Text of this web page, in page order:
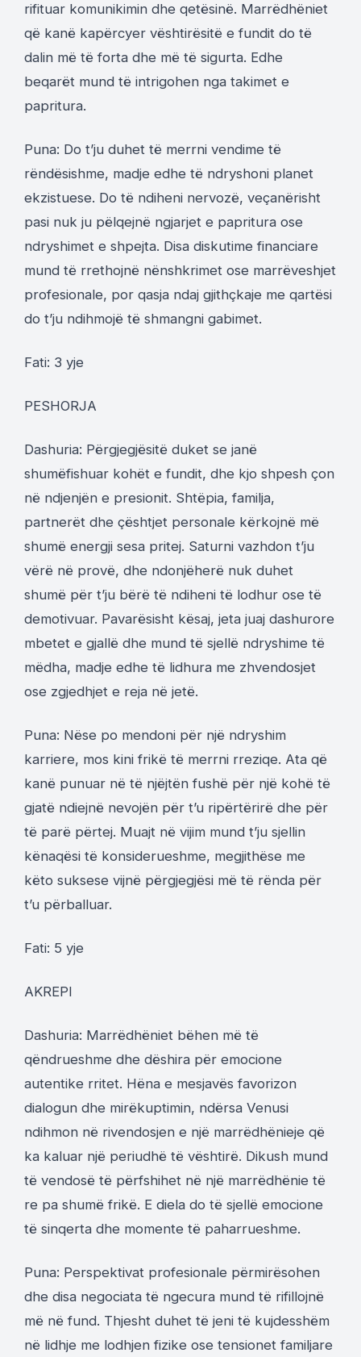
rifituar komunikimin dhe qetësinë. Marrëdhëniet
që kanë kapërcyer vështirësitë e fundit do të
dalin më të forta dhe më të sigurta. Edhe
beqarët mund të intrigohen nga takimet e
papritura.
Puna: Do t’ju duhet të merrni vendime të
rëndësishme, madje edhe të ndryshoni planet
ekzistuese. Do të ndiheni nervozë, veçanërisht
pasi nuk ju pëlqejnë ngjarjet e papritura ose
ndryshimet e shpejta. Disa diskutime financiare
mund të rrethojnë nënshkrimet ose marrëveshjet
profesionale, por qasja ndaj gjithçkaje me qartësi
do t’ju ndihmojë të shmangni gabimet.
Fati: 3 yje
PESHORJA
Dashuria: Përgjegjësitë duket se janë
shumëfishuar kohët e fundit, dhe kjo shpesh çon
në ndjenjën e presionit. Shtëpia, familja,
partnerët dhe çështjet personale kërkojnë më
shumë energji sesa pritej. Saturni vazhdon t’ju
vërë në provë, dhe ndonjëherë nuk duhet
shumë për t’ju bërë të ndiheni të lodhur ose të
demotivuar. Pavarësisht kësaj, jeta juaj dashurore
mbetet e gjallë dhe mund të sjellë ndryshime të
mëdha, madje edhe të lidhura me zhvendosjet
ose zgjedhjet e reja në jetë.
Puna: Nëse po mendoni për një ndryshim
karriere, mos kini frikë të merrni rreziqe. Ata që
kanë punuar në të njëjtën fushë për një kohë të
gjatë ndiejnë nevojën për t’u ripërtërirë dhe për
të parë përtej. Muajt ​​në vijim mund t’ju sjellin
kënaqësi të konsiderueshme, megjithëse me
këto suksese vijnë përgjegjësi më të rënda për
t’u përballuar.
Fati: 5 yje
AKREPI
Dashuria: Marrëdhëniet bëhen më të
qëndrueshme dhe dëshira për emocione
autentike rritet. Hëna e mesjavës favorizon
dialogun dhe mirëkuptimin, ndërsa Venusi
ndihmon në rivendosjen e një marrëdhënieje që
ka kaluar një periudhë të vështirë. Dikush mund
të vendosë të përfshihet në një marrëdhënie të
re pa shumë frikë. E diela do të sjellë emocione
të sinqerta dhe momente të paharrueshme.
Puna: Perspektivat profesionale përmirësohen
dhe disa negociata të ngecura mund të rifillojnë
më në fund. Thjesht duhet të jeni të kujdesshëm
në lidhje me lodhjen fizike ose tensionet familjare